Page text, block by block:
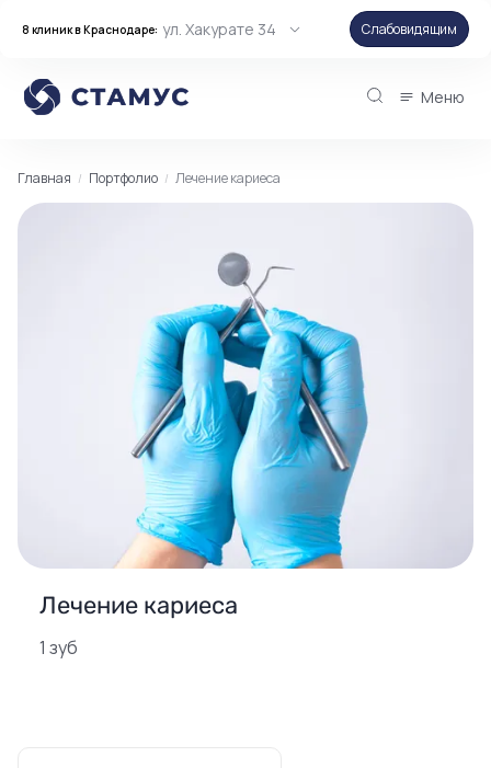
8 клиник в Краснодаре: ул. Хакурате 34 Слабовидящим
Меню
Главная Портфолио Лечение кариеса
Лечение кариеса
1 зуб